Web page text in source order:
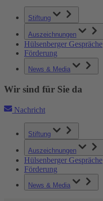
Stiftung
Auszeichnungen
Hülsenberger Gespräche
Förderung
News & Media
Wir sind für Sie da
Nachricht
Stiftung
Auszeichnungen
Hülsenberger Gespräche
Förderung
News & Media